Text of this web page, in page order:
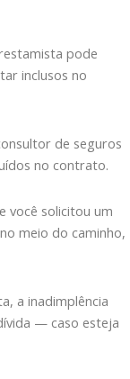
pode
inclusos no
de seguros
no contrato.
você solicitou um
meio do caminho,
a inadimplência
— caso esteja